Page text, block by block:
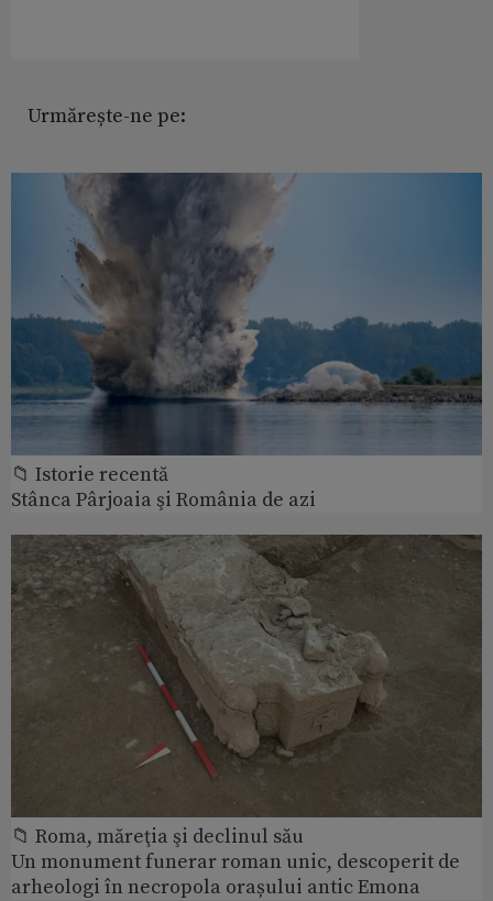
Urmărește-ne pe:
📁 Istorie recentă
Stânca Pârjoaia şi România de azi
📁 Roma, măreţia şi declinul său
Un monument funerar roman unic, descoperit de
arheologi în necropola orașului antic Emona